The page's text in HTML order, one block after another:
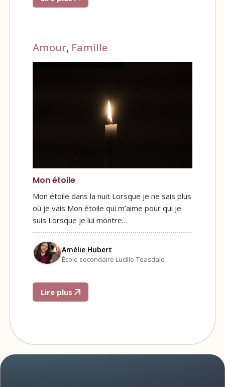
Amour, Famille
Mon étoile
Mon étoile dans la nuit Lorsque je ne sais plus
où je vais Mon étoile qui m’aime pour qui je
suis Lorsque je lui montre…
Amélie Hubert
École secondaire Lucille-Teasdale
Lire plus